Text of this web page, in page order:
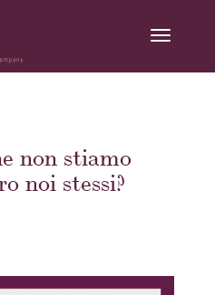
non stiamo
noi stessi?